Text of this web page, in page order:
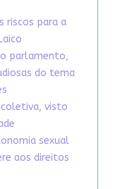
riscos para a
parlamento,
do tema
coletiva, visto
sexual
aos direitos